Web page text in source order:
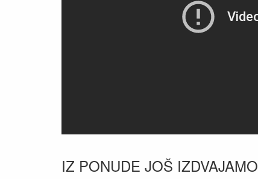
IZ PONUDE JOŠ IZDVAJAMO